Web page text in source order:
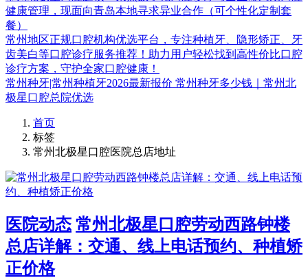
健康管理，现面向青岛本地寻求异业合作（可个性化定制套
餐）
常州地区正规口腔机构优选平台，专注种植牙、隐形矫正、牙
齿美白等口腔诊疗服务推荐！助力用户轻松找到高性价比口腔
诊疗方案，守护全家口腔健康！
常州种牙|常州种植牙2026最新报价 常州种牙多少钱｜常州北
极星口腔总院优选
首页
标签
常州北极星口腔医院总店地址
医院动态 常州北极星口腔劳动西路钟楼
总店详解：交通、线上电话预约、种植矫
正价格